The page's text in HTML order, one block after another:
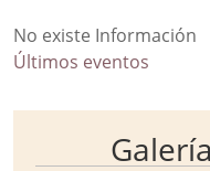
No existe Información
Últimos eventos